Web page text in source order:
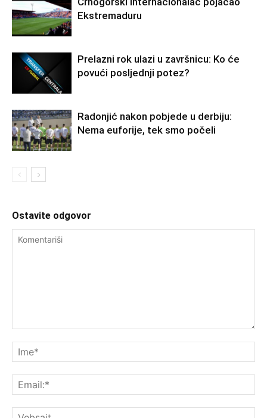
Ekstremaduru
Prelazni rok ulazi u završnicu: Ko će
povući posljednji potez?
Radonjić nakon pobjede u derbiju:
Nema euforije, tek smo počeli
Ostavite odgovor